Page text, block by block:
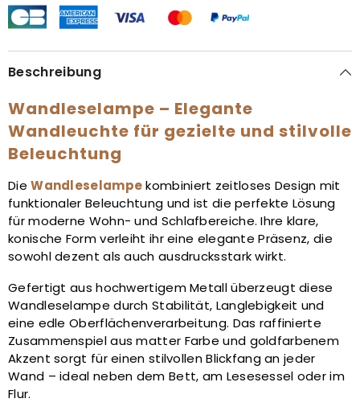
Beschreibung
Wandleselampe – Elegante
Wandleuchte für gezielte und stilvolle
Beleuchtung
DieWandleselampekombiniert zeitloses Design mit
funktionaler Beleuchtung und ist die perfekte Lösung
für moderne Wohn- und Schlafbereiche. Ihre klare,
konische Form verleiht ihr eine elegante Präsenz, die
sowohl dezent als auch ausdrucksstark wirkt.
Gefertigt aus hochwertigem Metall überzeugt diese
Wandleselampe durch Stabilität, Langlebigkeit und
eine edle Oberflächenverarbeitung. Das raffinierte
Zusammenspiel aus matter Farbe und goldfarbenem
Akzent sorgt für einen stilvollen Blickfang an jeder
Wand – ideal neben dem Bett, am Lesesessel oder im
Flur.